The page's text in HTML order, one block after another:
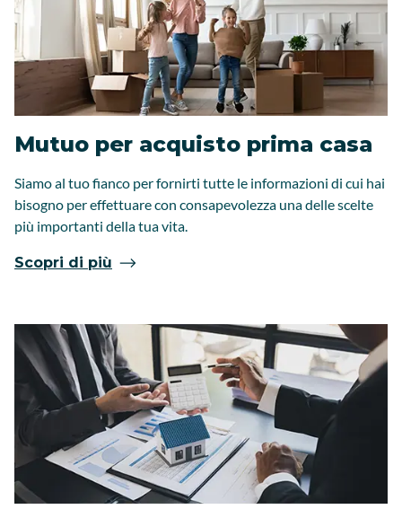
Mutuo per acquisto prima casa
Siamo al tuo fianco per fornirti tutte le informazioni di cui hai
bisogno per effettuare con consapevolezza una delle scelte
più importanti della tua vita.
Scopri di più